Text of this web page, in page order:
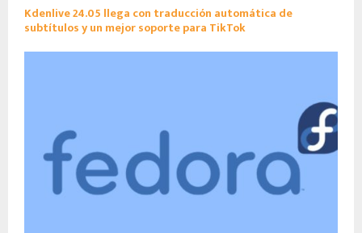
Kdenlive 24.05 llega con traducción automática de
subtítulos y un mejor soporte para TikTok